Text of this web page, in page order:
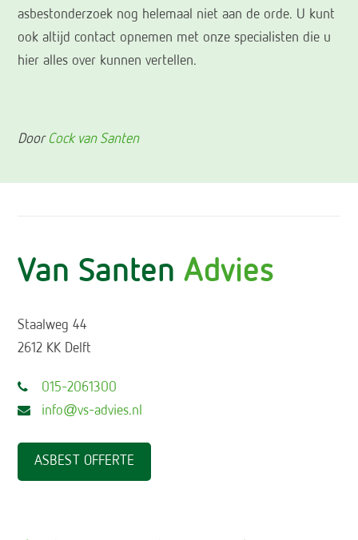
asbestonderzoek nog helemaal niet aan de orde. U kunt
ook altijd contact opnemen met onze specialisten die u
hier alles over kunnen vertellen.
Door Cock van Santen
Van Santen Advies
Staalweg 44
2612 KK Delft
015-2061300
info@vs-advies.nl
ASBEST OFFERTE